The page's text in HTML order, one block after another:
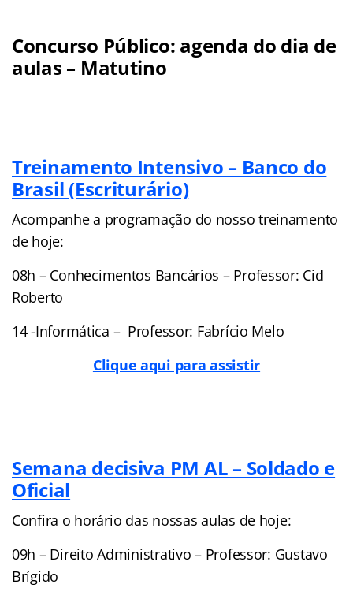
Concurso Público: agenda do dia de
aulas – Matutino
Treinamento Intensivo – Banco do
Brasil (Escriturário)
Acompanhe a programação do nosso treinamento
de hoje:
08h – Conhecimentos Bancários – Professor: Cid
Roberto
14 -Informática – Professor: Fabrício Melo
Clique aqui para assistir
Semana decisiva PM AL – Soldado e
Oficial
Confira o horário das nossas aulas de hoje:
09h – Direito Administrativo – Professor: Gustavo
Brígido